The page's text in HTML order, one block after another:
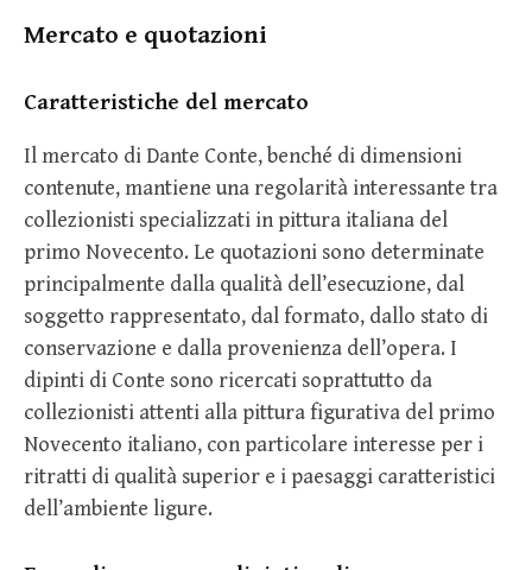
Mercato e quotazioni
Caratteristiche del mercato
Il mercato di Dante Conte, benché di dimensioni
contenute, mantiene una regolarità interessante tra
collezionisti specializzati in pittura italiana del
primo Novecento. Le quotazioni sono determinate
principalmente dalla qualità dell’esecuzione, dal
soggetto rappresentato, dal formato, dallo stato di
conservazione e dalla provenienza dell’opera. I
dipinti di Conte sono ricercati soprattutto da
collezionisti attenti alla pittura figurativa del primo
Novecento italiano, con particolare interesse per i
ritratti di qualità superior e i paesaggi caratteristici
dell’ambiente ligure.